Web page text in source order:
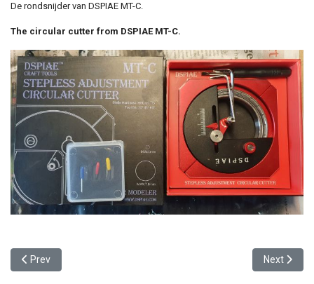
De rondsnijder van DSPIAE MT-C.
The circular cutter from DSPIAE MT-C.
Previous article: Tool-Nutter
Prev Next
Next